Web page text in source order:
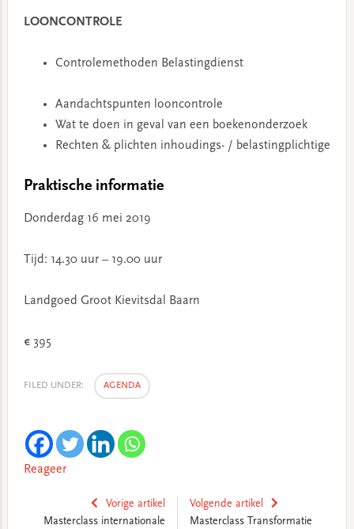
LOONCONTROLE
Controlemethoden Belastingdienst
Aandachtspunten looncontrole
Wat te doen in geval van een boekenonderzoek
Rechten & plichten inhoudings- / belastingplichtige
Praktische informatie
Donderdag 16 mei 2019
Tijd: 14.30 uur – 19.00 uur
Landgoed Groot Kievitsdal Baarn
€ 395
FILED UNDER: AGENDA
Reageer
Vorige artikel
Masterclass internationale
Volgende artikel
Masterclass Transformatie